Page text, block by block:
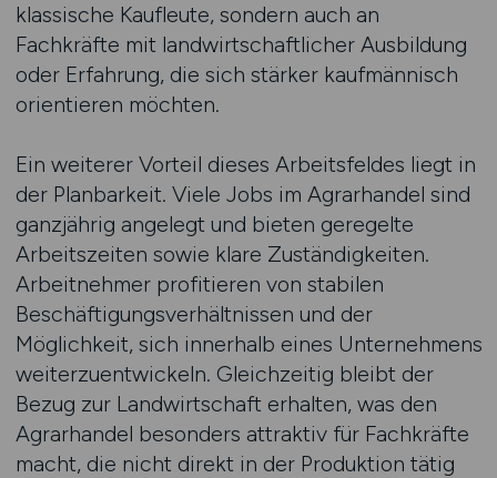
klassische Kaufleute, sondern auch an
Fachkräfte mit landwirtschaftlicher Ausbildung
oder Erfahrung, die sich stärker kaufmännisch
orientieren möchten.
Ein weiterer Vorteil dieses Arbeitsfeldes liegt in
der Planbarkeit. Viele Jobs im Agrarhandel sind
ganzjährig angelegt und bieten geregelte
Arbeitszeiten sowie klare Zuständigkeiten.
Arbeitnehmer profitieren von stabilen
Beschäftigungsverhältnissen und der
Möglichkeit, sich innerhalb eines Unternehmens
weiterzuentwickeln. Gleichzeitig bleibt der
Bezug zur Landwirtschaft erhalten, was den
Agrarhandel besonders attraktiv für Fachkräfte
macht, die nicht direkt in der Produktion tätig